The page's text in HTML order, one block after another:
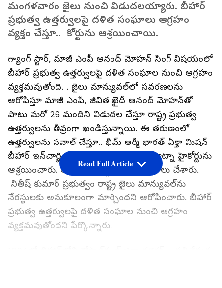
మంగళవారం జైలు నుంచి విడుదలయ్యారు. బీహార్
ప్రభుత్వ ఉత్తర్వులపై దళిత సంఘాలు ఆగ్రహం
వ్యక్తం చేస్తూ.. కోర్టును ఆశ్రయించాయి.
గ్యాంగ్ స్టార్, మాజీ ఎంపీ ఆనంద్ మోహన్ సింగ్ విషయంలో
బీహార్ ప్రభుత్వ ఉత్తర్వులపై దళిత సంఘాల నుంచి ఆగ్రహం
వ్యక్తమవుతోంది. . జైలు మాన్యువల్‌లో సవరణలను
ఆరోపిస్తూ మాజీ ఎంపీ, జీవిత ఖైదీ ఆనంద్ మోహన్‌తో
పాటు మరో 26 మందిని విడుదల చేస్తూ రాష్ట్ర ప్రభుత్వ
ఉత్తర్వులను తీవ్రంగా ఖండిస్తున్నాయి. ఈ తరుణంలో
ఉత్తర్వులను సవాల్ చేస్తూ.. భీమ్ ఆర్మీ భారత్ ఏక్తా మిషన్
బీహార్ ఇన్‌చార్జి అమర్ జ్యోతి బుధవారం పాట్నా హైకోర్టును
ఆశ్రయించారు. ఆయన హైకోర్టులో పిల్ దాఖాలు చేశారు.
నితీష్ కుమార్ ప్రభుత్వం రాష్ట్ర జైలు మాన్యువల్‌ను
నేరస్థులకు అనుకూలంగా మార్చిందని ఆరోపించారు. బీహార్
ప్రభుత్వ ఉత్తర్వులపై దళిత సంఘాల నుంచి ఆగ్రహం
వ్యక్తమవుతోందని పేర్కొన్నారు.
Read Full Article